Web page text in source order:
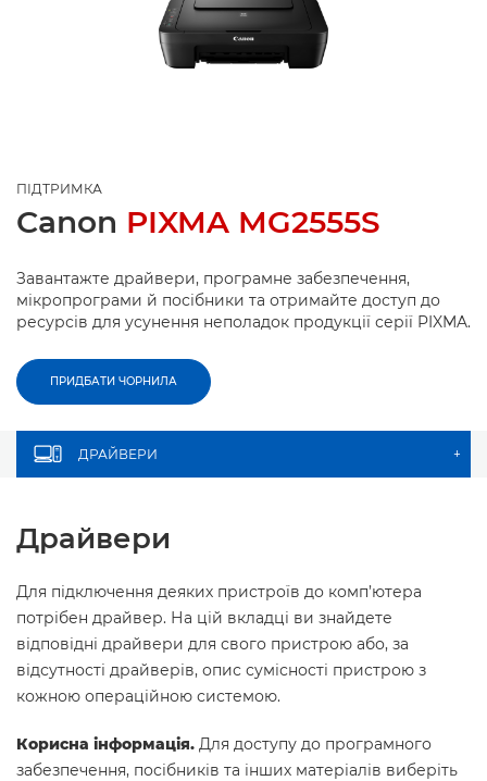
ПІДТРИМКА
Canon PIXMA MG2555S
Завантажте драйвери, програмне забезпечення,
мікропрограми й посібники та отримайте доступ до
ресурсів для усунення неполадок продукції серії PIXMA.
ПРИДБАТИ ЧОРНИЛА
ДРАЙВЕРИ +
Драйвери
Для підключення деяких пристроїв до комп’ютера
потрібен драйвер. На цій вкладці ви знайдете
відповідні драйвери для свого пристрою або, за
відсутності драйверів, опис сумісності пристрою з
кожною операційною системою.
Корисна інформація. Для доступу до програмного
забезпечення, посібників та інших матеріалів виберіть